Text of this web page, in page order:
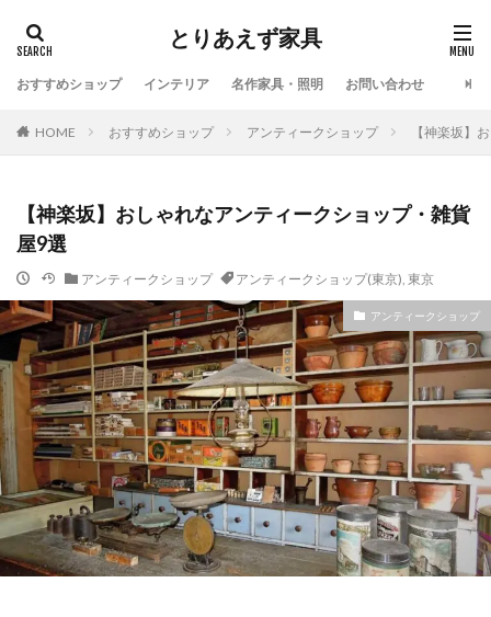
とりあえず家具
おすすめショップ インテリア 名作家具・照明 お問い合わせ
HOME おすすめショップ アンティークショップ 【神楽坂】
【神楽坂】おしゃれなアンティークショップ・雑貨
屋9選
アンティークショップ アンティークショップ(東京), 東京
アンティークショップ